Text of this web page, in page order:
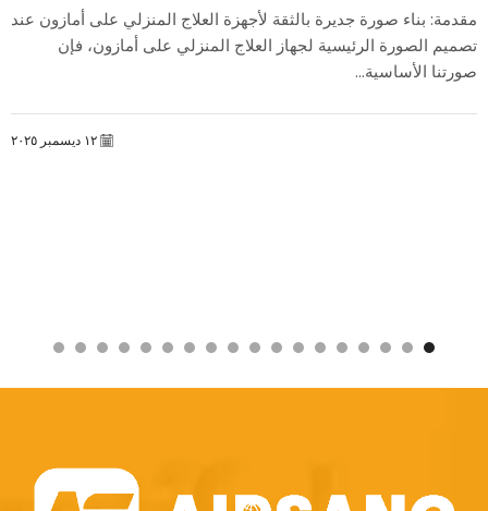
مقدمة: بناء صورة جديرة بالثقة لأجهزة العلاج المنزلي على أمازون عند
تصميم الصورة الرئيسية لجهاز العلاج المنزلي على أمازون، فإن
صورتنا الأساسية...
١٢ ديسمبر ٢٠٢٥